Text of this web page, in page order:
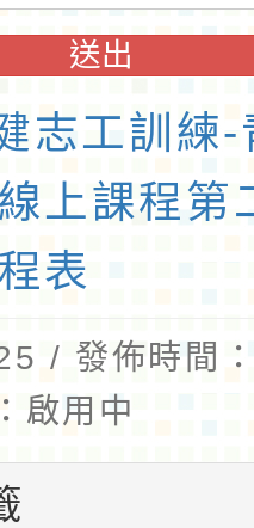
送出
志工訓練
上課程第
表
/ 發佈時間
啟用中